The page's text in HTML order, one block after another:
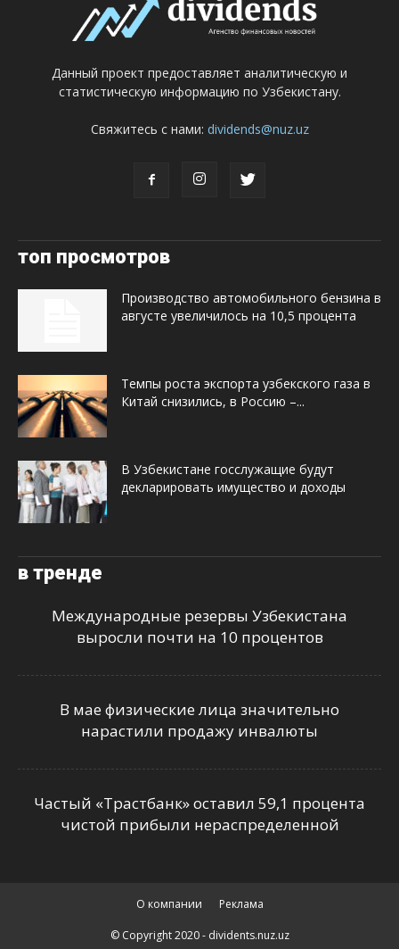
Данный проект предоставляет аналитическую и
статистическую информацию по Узбекистану.
Свяжитесь с нами: dividends@nuz.uz
топ просмотров
Производство автомобильного бензина в
августе увеличилось на 10,5 процента
Темпы роста экспорта узбекского газа в
Китай снизились, в Россию –...
В Узбекистане госслужащие будут
декларировать имущество и доходы
в тренде
Международные резервы Узбекистана
выросли почти на 10 процентов
В мае физические лица значительно
нарастили продажу инвалюты
Частый «Трастбанк» оставил 59,1 процента
чистой прибыли нераспределенной
О компании Реклама
© Copyright 2020 - dividents.nuz.uz